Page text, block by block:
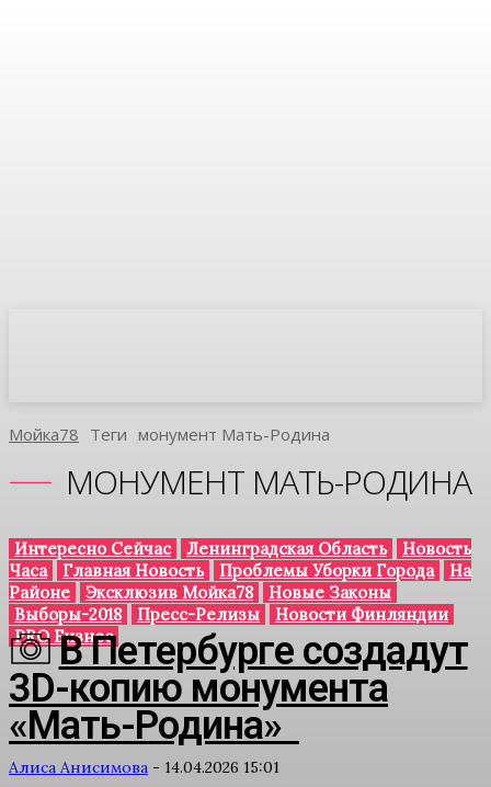
Мойка78 Теги Монумент Мать-Родина
МОНУМЕНТ МАТЬ-РОДИНА
Интересно Сейчас Ленинградская Область
Новость
Часа
Главная Новость Проблемы Уборки Города
На
Районе
Эксклюзив Мойка78
Новые Законы
Выборы-2018
Пресс-Релизы
Новости Финляндии
PRO Бизнес
В Петербурге создадут
3D-копию монумента
«Мать-Родина»
Алиса Анисимова - 14.04.2026 15:01